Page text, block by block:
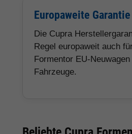
Europaweite Garantie
Die Cupra
Regel europaweit auch
Formentor EU-
Fahrzeuge.